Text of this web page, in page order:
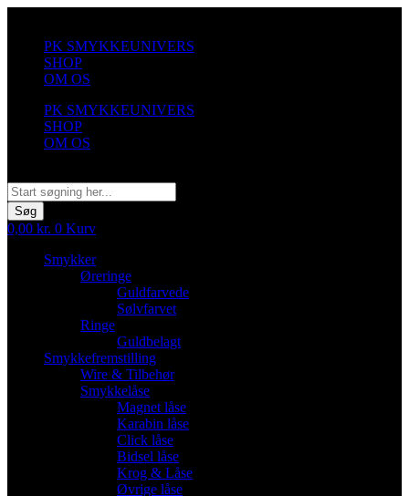
indholdPK SMYKKEUNIVERS
SHOP
OM OS
PK SMYKKEUNIVERS
SHOP
OM OS
Søg
0,00 kr. 0 Kurv
Smykker
Øreringe
Guldfarvede
Sølvfarvet
Ringe
Guldbelagt
Smykkefremstilling
Wire & Tilbehør
Smykkelåse
Magnet låse
Karabin låse
Click låse
Bidsel låse
Krog & Låse
Øvrige låse